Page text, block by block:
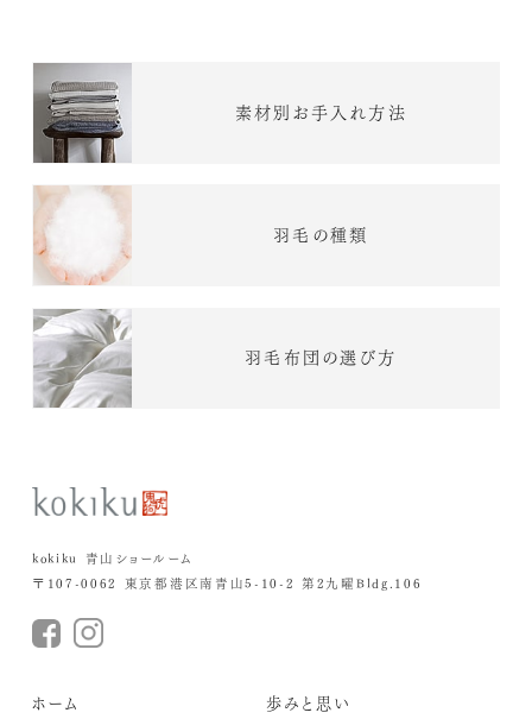
素材別お手入れ方法
羽毛の種類
羽毛布団の選び方
kokiku 青山ショールーム
〒107-0062 東京都港区南青山5-10-2 第2九曜Bldg.106
ホーム 歩みと思い